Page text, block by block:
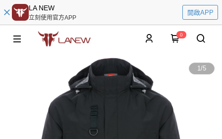
LA NEW
立刻使用官方APP
開啟APP
0
1/5